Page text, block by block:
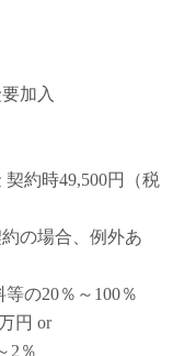
加入
約時49,500円（税
の場合、例外あ
の20％～100％
円 or
2％